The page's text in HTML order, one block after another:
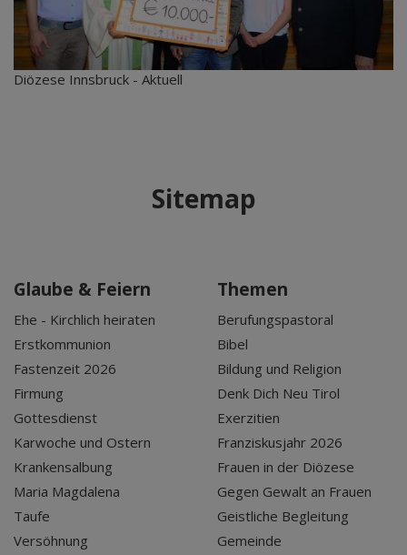
Diözese Innsbruck - Aktuell
Sitemap
Glaube & Feiern
Ehe - Kirchlich heiraten
Erstkommunion
Fastenzeit 2026
Firmung
Gottesdienst
Karwoche und Ostern
Krankensalbung
Maria Magdalena
Taufe
Versöhnung
Themen
Berufungspastoral
Bibel
Bildung und Religion
Denk Dich Neu Tirol
Exerzitien
Franziskusjahr 2026
Frauen in der Diözese
Gegen Gewalt an Frauen
Geistliche Begleitung
Gemeinde